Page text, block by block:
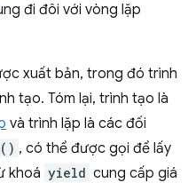
đi đôi với vòng lặp
xuất bản, trong đó trình
tạo. Tóm lại, trình tạo là
và trình lặp là các đối
, có thể được gọi để lấy
khoá yield cung cấp giá